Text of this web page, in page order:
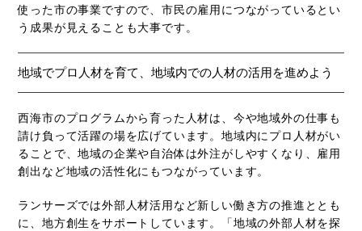
使った市の事業ですので、市民の雇用につながっているとい
う成果が見えることも大事です。
地域でプロ人材を育て、地域内での人材の活用を進めよう
西海市のプログラムから育った人材は、今や地域外の仕事も
請け負って活躍の場を広げています。地域内にプロ人材がい
ることで、地域の企業や自治体は外注がしやすくなり、雇用
創出など地域の活性化にもつながっています。
ランサーズでは外部人材活用など新しい働き方の推進ととも
に、地方創生をサポートしています。「地域の外部人材を探